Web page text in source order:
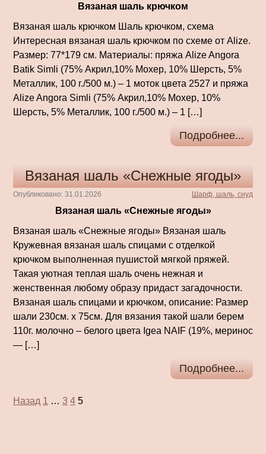
Вязаная шаль крючком
Вязаная шаль крючком Шаль крючком, схема
Интересная вязаная шаль крючком по схеме от Alize.
Размер: 77*179 см. Материалы: пряжа Alize Angora
Batik Simli (75% Акрил,10% Мохер, 10% Шерсть, 5%
Металлик, 100 г./500 м.) – 1 моток цвета 2527 и пряжа
Alize Angora Simli (75% Акрил,10% Мохер, 10%
Шерсть, 5% Металлик, 100 г./500 м.) – 1 […]
Подробнее...
Вязаная шаль «Снежные ягоды»
Опубликовано: 31.01.2026 Шарф, шаль, снуд
Вязаная шаль «Снежные ягоды»
Вязаная шаль «Снежные ягоды» Вязаная шаль
Кружевная вязаная шаль спицами с отделкой
крючком выполненная пушистой мягкой пряжей.
Такая уютная теплая шаль очень нежная и
женственная любому образу придаст загадочности.
Вязаная шаль спицами и крючком, описание: Размер
шали 230см. х 75см. Для вязания такой шали берем
110г. молочно – белого цвета Igea NAIF (19%, меринос
— […]
Подробнее...
Пагинация
Назад 1 … 3 4 5